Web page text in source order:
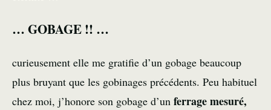
… GOBAGE !! …
curieusement elle me gratifie d’un gobage beaucoup
plus bruyant que les gobinages précédents. Peu habituel
chez moi, j’honore son gobage d’un ferrage mesuré,